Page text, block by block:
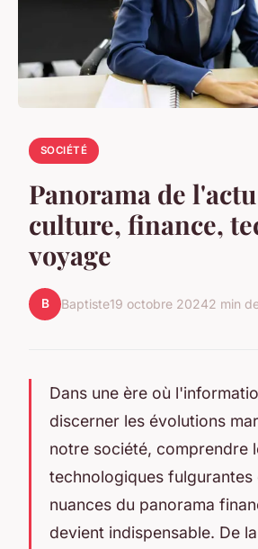
SOCIÉTÉ
Panorama de
culture, finance,
voyage
B Baptiste19 octobre 20242 min
Dans une ère où
discerner les évolutions
notre société, comprendre
technologiques fulgurantes
nuances du panorama
devient indispensable. De